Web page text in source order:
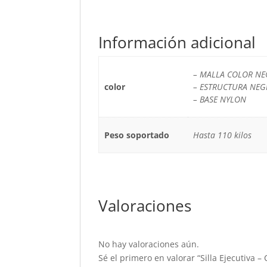
Información adicional
color
– MALLA COLOR
– ESTRUCTURA
– BASE NYLON
Peso soportado Hasta 110 kilos
Valoraciones
No hay valoraciones aún.
Sé el primero en valorar “Silla Ejecutiva –